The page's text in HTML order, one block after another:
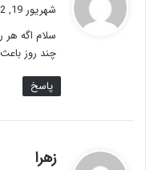
ت
:
شهریور 19, 1402 در 6:09 ب.ظ
سلام اگه
چند روز
پاسخ
زهرا